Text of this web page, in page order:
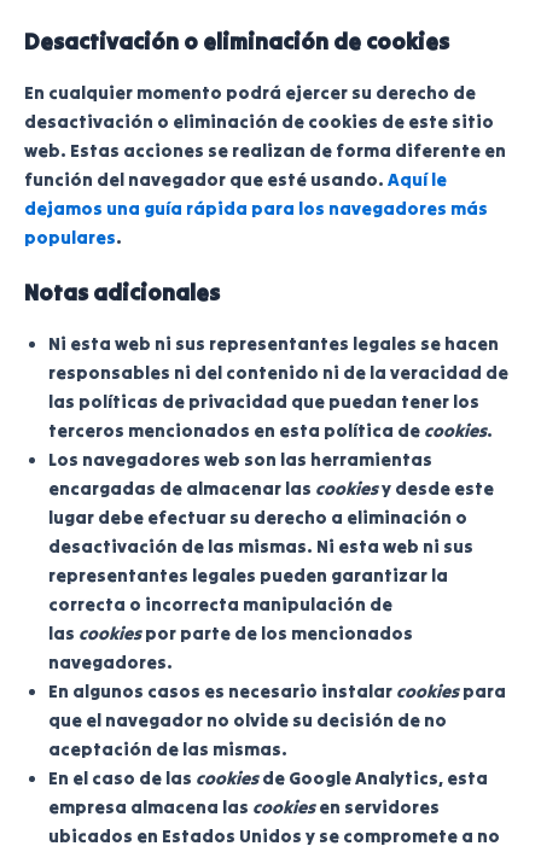
Desactivación o eliminación de cookies
En cualquier momento podrá ejercer su derecho de
desactivación o eliminación de cookies de este sitio
web. Estas acciones se realizan de forma diferente en
función del navegador que esté usando. Aquí le
dejamos una guía rápida para los navegadores más
populares.
Notas adicionales
Ni esta web ni sus representantes legales se hacen
responsables ni del contenido ni de la veracidad de
las políticas de privacidad que puedan tener los
terceros mencionados en esta política de cookies.
Los navegadores web son las herramientas
encargadas de almacenar las cookiesy desde este
lugar debe efectuar su derecho a eliminación o
desactivación de las mismas. Ni esta web ni sus
representantes legales pueden garantizar la
correcta o incorrecta manipulación de
las cookiespor parte de los mencionados
navegadores.
En algunos casos es necesario instalar cookiespara
que el navegador no olvide su decisión de no
aceptación de las mismas.
En el caso de las cookiesde Google Analytics, esta
empresa almacena las cookiesen servidores
ubicados en Estados Unidos y se compromete a no